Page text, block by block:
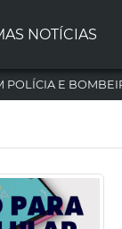
NOTÍCIAS
E